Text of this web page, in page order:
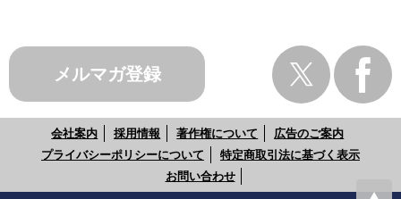
メルマガ登録
会社案内 採用情報 著作権について
広告のご案内
プライバシーポリシーについて
特定商取引法に基づく表示
お問い合わせ